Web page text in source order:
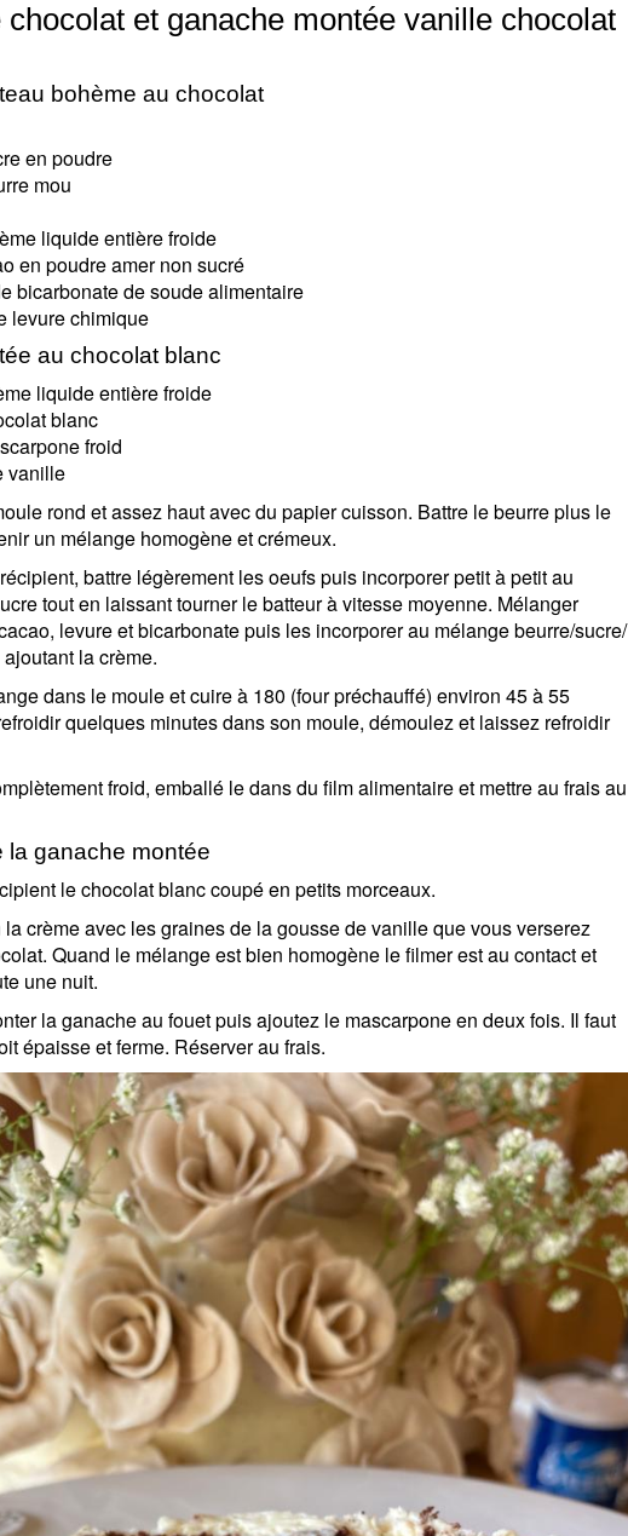
chocolat et ganache montée vanille chocolat
bohème au chocolat
en poudre
mou
liquide entière froide
en poudre amer non sucré
bicarbonate de soude alimentaire
levure chimique
au chocolat blanc
liquide entière froide
blanc
froid
vanille
rond et assez haut avec du papier cuisson. Battre le beurre plus le
un mélange homogène et crémeux.
battre légèrement les oeufs puis incorporer petit à petit au
tout en laissant tourner le batteur à vitesse moyenne. Mélanger
levure et bicarbonate puis les incorporer au mélange beurre/sucre/
la crème.
dans le moule et cuire à 180 (four préchauffé) environ 45 à 55
quelques minutes dans son moule, démoulez et laissez refroidir
froid, emballé le dans du film alimentaire et mettre au frais au
la ganache montée
le chocolat blanc coupé en petits morceaux.
crème avec les graines de la gousse de vanille que vous verserez
Quand le mélange est bien homogène le filmer est au contact et
une nuit.
la ganache au fouet puis ajoutez le mascarpone en deux fois. Il faut
épaisse et ferme. Réserver au frais.